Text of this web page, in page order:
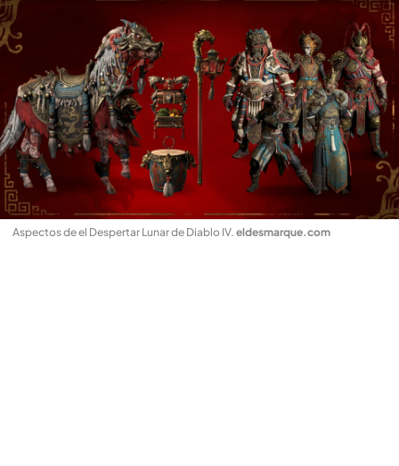
Aspectos de el Despertar Lunar de Diablo IV. eldesmarque.com